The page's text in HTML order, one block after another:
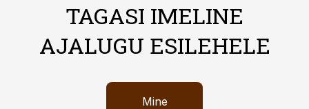
TAGASI IMELINE
AJALUGU ESILEHELE
Mine